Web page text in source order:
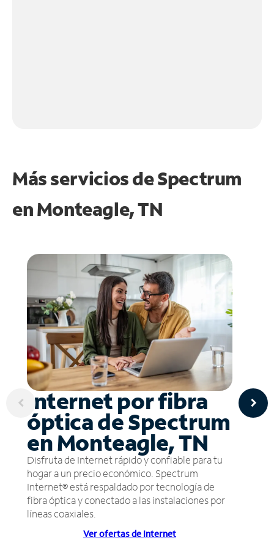
Más servicios de Spectrum
enMonteagle, TN
Internet por fibra
óptica de Spectrum
en Monteagle, TN
Disfruta de Internet rápido y confiable para tu
hogar a un precio económico. Spectrum
Internet® está respaldado por tecnología de
fibra óptica y conectado a las instalaciones por
líneas coaxiales.
Ver ofertas de Internet